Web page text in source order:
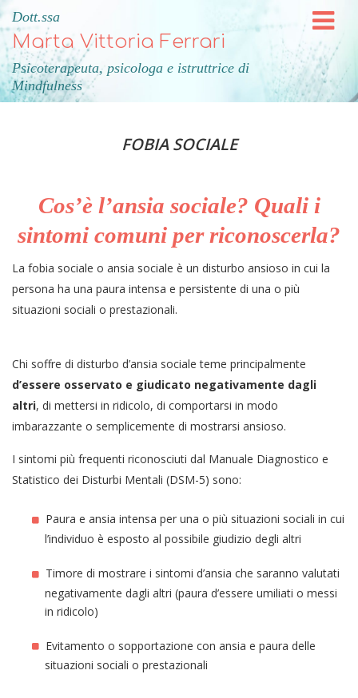
Dott.ssa
Marta Vittoria Ferrari
Psicoterapeuta, psicologa e istruttrice di
Mindfulness
FOBIA SOCIALE
Cos’è l’ansia sociale? Quali i
sintomi comuni per riconoscerla?
La fobia sociale o ansia sociale è un disturbo ansioso in cui la
persona ha una paura intensa e persistente di una o più
situazioni sociali o prestazionali.
Chi soffre di disturbo d’ansia sociale teme principalmente
d’essere osservato e giudicato negativamente dagli
altri, di mettersi in ridicolo, di comportarsi in modo
imbarazzante o semplicemente di mostrarsi ansioso.
I sintomi più frequenti riconosciuti dal Manuale Diagnostico e
Statistico dei Disturbi Mentali (DSM-5) sono:
Paura e ansia intensa per una o più situazioni sociali in cui
l’individuo è esposto al possibile giudizio degli altri
Timore di mostrare i sintomi d’ansia che saranno valutati
negativamente dagli altri (paura d’essere umiliati o messi
in ridicolo)
Evitamento o sopportazione con ansia e paura delle
situazioni sociali o prestazionali